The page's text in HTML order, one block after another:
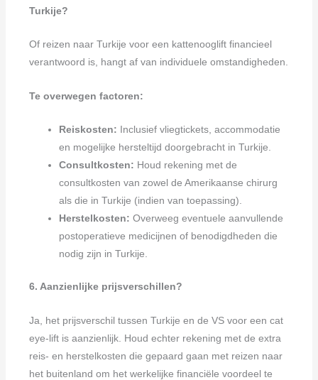
Turkije?
Of reizen naar Turkije voor een kattenooglift financieel
verantwoord is, hangt af van individuele omstandigheden.
Te overwegen factoren:
Reiskosten: Inclusief vliegtickets, accommodatie
en mogelijke hersteltijd doorgebracht in Turkije.
Consultkosten: Houd rekening met de
consultkosten van zowel de Amerikaanse chirurg
als die in Turkije (indien van toepassing).
Herstelkosten: Overweeg eventuele aanvullende
postoperatieve medicijnen of benodigdheden die
nodig zijn in Turkije.
6. Aanzienlijke prijsverschillen?
Ja, het prijsverschil tussen Turkije en de VS voor een cat
eye-lift is aanzienlijk. Houd echter rekening met de extra
reis- en herstelkosten die gepaard gaan met reizen naar
het buitenland om het werkelijke financiële voordeel te